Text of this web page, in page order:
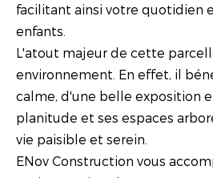
facilitant ainsi votre quotidien
enfants.
L'atout majeur de cette
environnement. En effet, il
calme, d'une belle exposition
planitude et ses espaces
vie paisible et serein.
ENov Construction vous